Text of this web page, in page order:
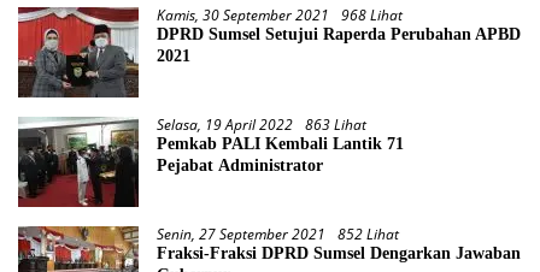
Kamis, 30 September 2021 968 Lihat
DPRD Sumsel Setujui Raperda Perubahan APBD
2021
Selasa, 19 April 2022 863 Lihat
Pemkab PALI Kembali Lantik 71
Pejabat Administrator
Senin, 27 September 2021 852 Lihat
Fraksi-Fraksi DPRD Sumsel Dengarkan Jawaban